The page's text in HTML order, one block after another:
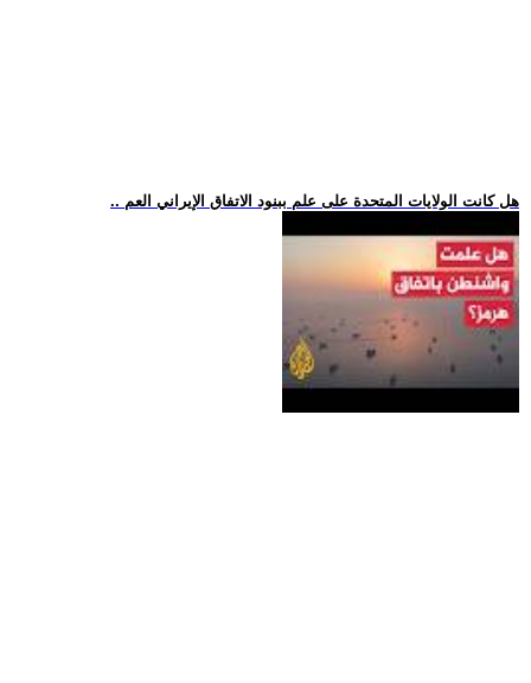
.. هل كانت الولايات المتحدة على علم ببنود الاتفاق الإيراني العم